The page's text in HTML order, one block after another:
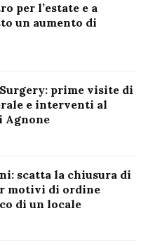
per l’estate e a
un aumento di
prime visite di
e interventi al
Agnone
scatta la chiusura di
motivi di ordine
di un locale